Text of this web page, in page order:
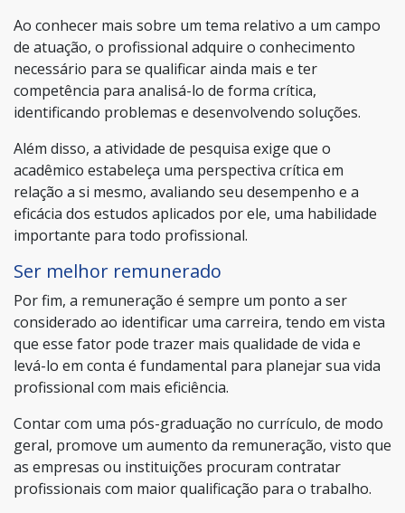
Ao conhecer mais sobre um tema relativo a um campo
de atuação, o profissional adquire o conhecimento
necessário para se qualificar ainda mais e ter
competência para analisá-lo de forma crítica,
identificando problemas e desenvolvendo soluções.
Além disso, a atividade de pesquisa exige que o
acadêmico estabeleça uma perspectiva crítica em
relação a si mesmo, avaliando seu desempenho e a
eficácia dos estudos aplicados por ele, uma habilidade
importante para todo profissional.
Ser melhor remunerado
Por fim, a remuneração é sempre um ponto a ser
considerado ao identificar uma carreira, tendo em vista
que esse fator pode trazer mais qualidade de vida e
levá-lo em conta é fundamental para planejar sua vida
profissional com mais eficiência.
Contar com uma pós-graduação no currículo, de modo
geral, promove um aumento da remuneração, visto que
as empresas ou instituições procuram contratar
profissionais com maior qualificação para o trabalho.